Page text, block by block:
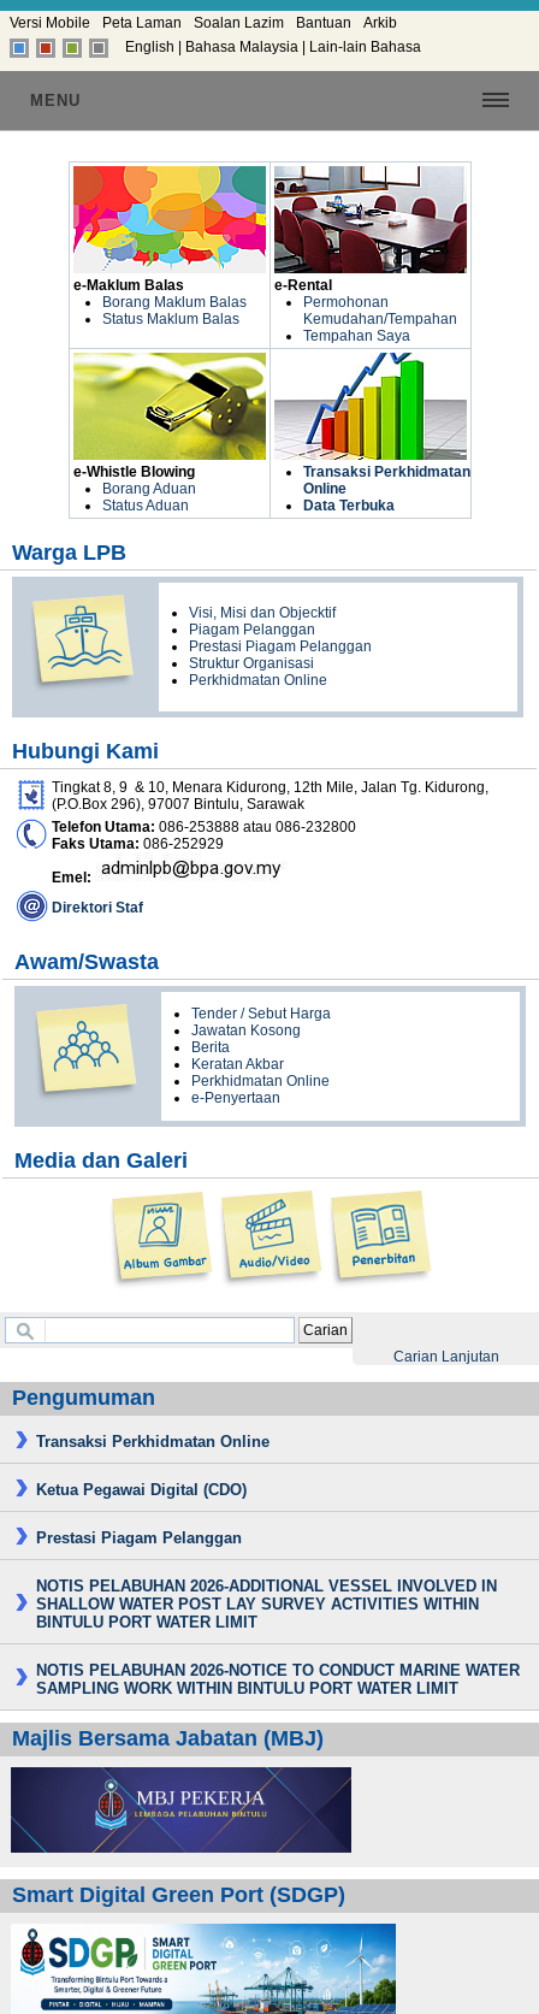
Versi Mobile Peta Laman Soalan Lazim Bantuan
Arkib
English
Bahasa Malaysia Lain-lain Bahasa
MENU
e-Maklum Balas
Borang Maklum Balas
Status Maklum Balas
e-Rental
Permohonan
Kemudahan/Tempahan
Tempahan Saya
e-Whistle Blowing
Borang Aduan
Status Aduan
Transaksi Perkhidmatan
Online
Data Terbuka
Warga LPB
Visi, Misi dan Objecktif
Piagam Pelanggan
Prestasi Piagam Pelanggan
Struktur Organisasi
Perkhidmatan Online
Hubungi Kami
Tingkat 8, 9 & 10, Menara Kidurong, 12th Mile, Jalan Tg. Kidurong,
(P.O.Box 296), 97007 Bintulu, Sarawak
Telefon Utama: 086-253888 atau 086-232800
Faks Utama: 086-252929
Emel:
Direktori Staf
Awam/Swasta
Tender / Sebut Harga
Jawatan Kosong
Berita
Keratan Akbar
Perkhidmatan Online
e-Penyertaan
Media dan Galeri
Carian
Carian Lanjutan
Pengumuman
Transaksi Perkhidmatan Online
Ketua Pegawai Digital (CDO)
Prestasi Piagam Pelanggan
NOTIS PELABUHAN 2026-ADDITIONAL VESSEL INVOLVED IN
SHALLOW WATER POST LAY SURVEY ACTIVITIES WITHIN
BINTULU PORT WATER LIMIT
NOTIS PELABUHAN 2026-NOTICE TO CONDUCT MARINE WATER
SAMPLING WORK WITHIN BINTULU PORT WATER LIMIT
Majlis Bersama Jabatan (MBJ)
Smart Digital Green Port (SDGP)